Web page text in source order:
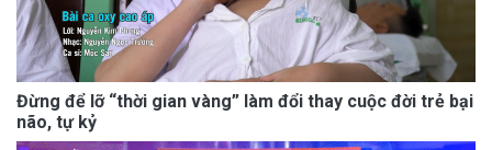
Đừng để lỡ “thời gian vàng” làm đổi thay cuộc đời trẻ bại
não, tự kỷ